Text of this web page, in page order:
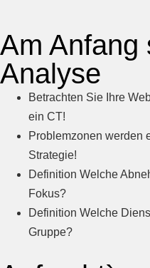
Am Anfang
Analyse
Betrachten Sie Ihre
ein CT!
Problemzonen werden
Strategie!
Definition Welche
Fokus?
Definition Welche
Gruppe?